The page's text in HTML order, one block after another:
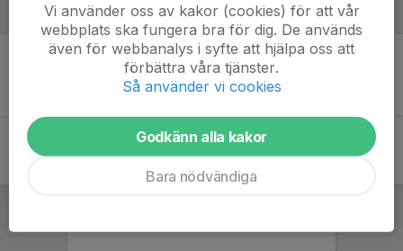
Referat
Inget referat skrivet
Vi använder oss av kakor (cookies) för att vår
webbplats ska fungera bra för dig. De används
även för webbanalys i syfte att hjälpa oss att
förbättra våra tjänster.
Så använder vi cookies
Godkänn alla kakor
Bara nödvändiga